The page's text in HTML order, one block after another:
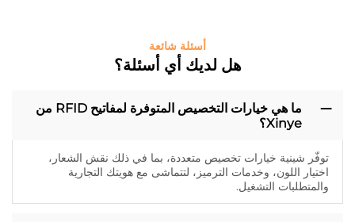
أسئلة شائعة
هل لديك أي أسئلة؟
ما هي خيارات التخصيص المتوفرة لمفاتيح RFID من
Xinye؟
توفّر شينية خيارات تخصيص متعددة، بما في ذلك نقش الشعار،
اختيار اللون، وخدمات الترميز، لتتماشى مع هويتك التجارية
والمتطلبات التشغيل.